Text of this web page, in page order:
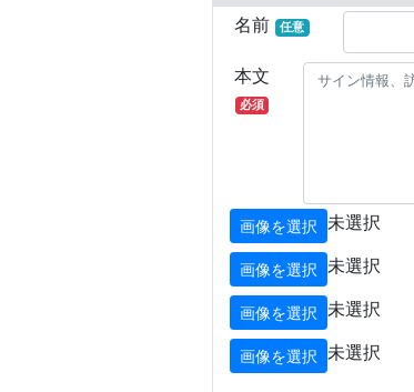
名前
任意
本文
必須
画像を選択 未選択
画像を選択 未選択
画像を選択 未選択
画像を選択 未選択